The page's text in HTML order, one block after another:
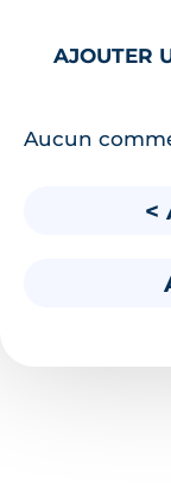
AJOUTER
Aucun
<